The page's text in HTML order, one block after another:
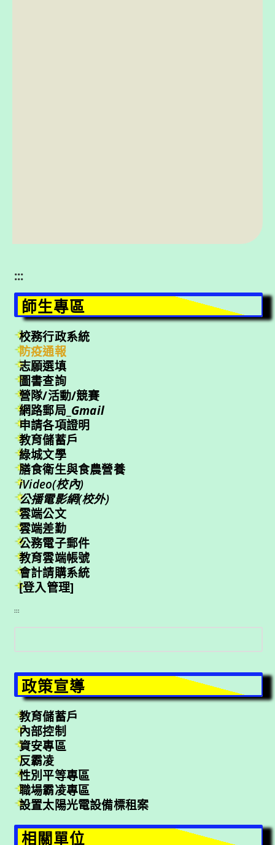
:::
師生專區
校務行政系統
防疫通報
志願選填
圖書查詢
營隊/活動/競賽
網路郵局_ Gmail
申請各項證明
教育儲蓄戶
綠城文學
膳食衛生與食農營養
iVideo(校內)
公播電影網(校外)
雲端公文
雲端差勤
公務電子郵件
教育雲端帳號
會計請購系統
[登入管理]
:::
搜
尋
政策宣導
教育儲蓄戶
內部控制
資安專區
反霸凌
性別平等專區
職場霸凌專區
設置太陽光電設備標租案
相關單位